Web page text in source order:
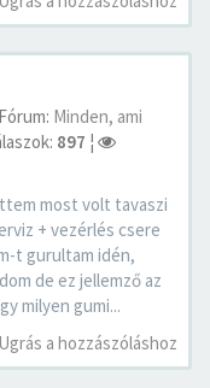
Fórum: Minden, ami
897 ¦
most volt tavaszi
+ vezérlés csere
t gurultam idén,
de ez jellemző az
milyen gumi...
Ugrás a hozzászóláshoz